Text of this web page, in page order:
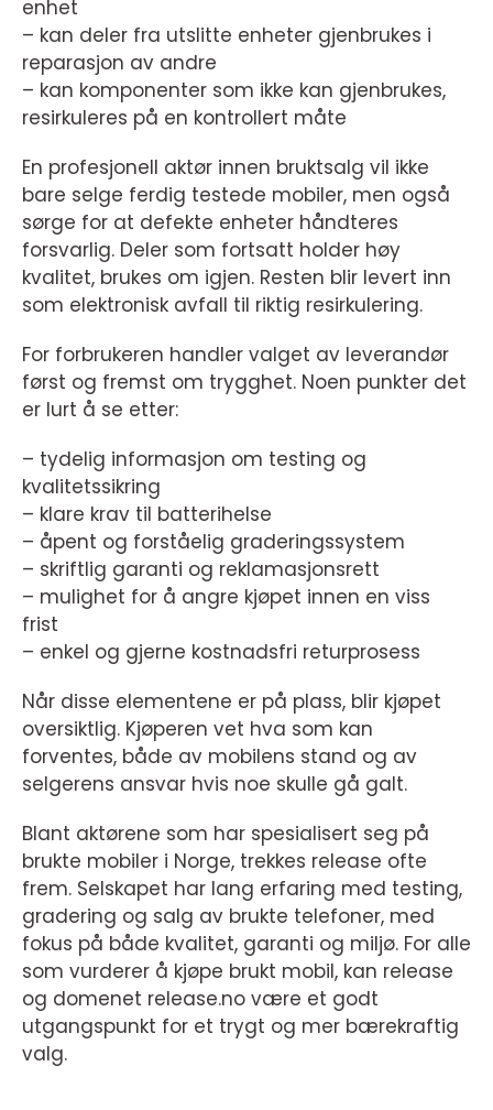
enhet
– kan deler fra utslitte enheter gjenbrukes i
reparasjon av andre
– kan komponenter som ikke kan gjenbrukes,
resirkuleres på en kontrollert måte
En profesjonell aktør innen bruktsalg vil ikke
bare selge ferdig testede mobiler, men også
sørge for at defekte enheter håndteres
forsvarlig. Deler som fortsatt holder høy
kvalitet, brukes om igjen. Resten blir levert inn
som elektronisk avfall til riktig resirkulering.
For forbrukeren handler valget av leverandør
først og fremst om trygghet. Noen punkter det
er lurt å se etter:
– tydelig informasjon om testing og
kvalitetssikring
– klare krav til batterihelse
– åpent og forståelig graderingssystem
– skriftlig garanti og reklamasjonsrett
– mulighet for å angre kjøpet innen en viss
frist
– enkel og gjerne kostnadsfri returprosess
Når disse elementene er på plass, blir kjøpet
oversiktlig. Kjøperen vet hva som kan
forventes, både av mobilens stand og av
selgerens ansvar hvis noe skulle gå galt.
Blant aktørene som har spesialisert seg på
brukte mobiler i Norge, trekkes release ofte
frem. Selskapet har lang erfaring med testing,
gradering og salg av brukte telefoner, med
fokus på både kvalitet, garanti og miljø. For alle
som vurderer å kjøpe brukt mobil, kan release
og domenet release.no være et godt
utgangspunkt for et trygt og mer bærekraftig
valg.